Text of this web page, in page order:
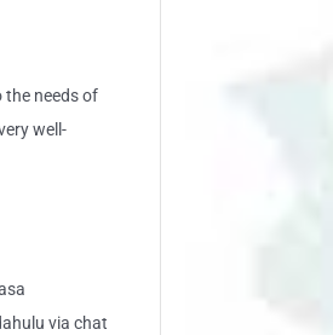
the needs of
well-
via chat